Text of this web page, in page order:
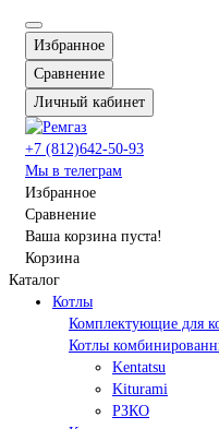
Избранное
Сравнение
Личный кабинет
+7 (812)642-50-93
Мы в телеграм
Избранное
Сравнение
Ваша корзина пуста!
Корзина
Каталог
Котлы
Комплектующие для
Котлы
Kentatsu
Kiturami
РЗКО